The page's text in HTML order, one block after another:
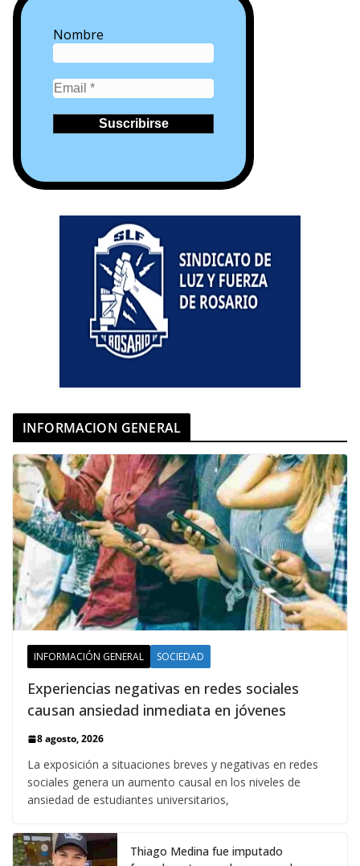
Nombre
INFORMACION GENERAL
INFORMACIÓN GENERAL SOCIEDAD
Experiencias negativas en redes sociales
causan ansiedad inmediata en jóvenes
8 agosto, 2026
La exposición a situaciones breves y negativas en redes
sociales genera un aumento causal en los niveles de
ansiedad de estudiantes universitarios,
Thiago Medina fue imputado